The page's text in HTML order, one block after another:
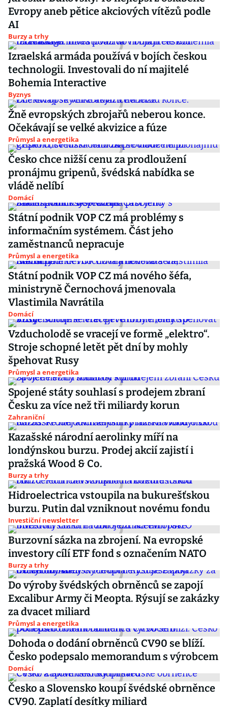
Evropy aneb pětice akciových vítězů podle
AI
Burzy a trhy
Izraelská armáda používá v bojích českou
technologii. Investovali do ní majitelé
Bohemia Interactive
Byznys
Žně evropských zbrojařů neberou konce.
Očekávají se velké akvizice a fúze
Průmysl a energetika
Česko chce nižší cenu za prodloužení
pronájmu gripenů, švédská nabídka se
vládě nelíbí
Domácí
Státní podnik VOP CZ má problémy s
informačním systémem. Část jeho
zaměstnanců nepracuje
Průmysl a energetika
Státní podnik VOP CZ má nového šéfa,
ministryně Černochová jmenovala
Vlastimila Navrátila
Domácí
Vzducholodě se vracejí ve formě „elektro“.
Stroje schopné letět pět dní by mohly
špehovat Rusy
Průmysl a energetika
Spojené státy souhlasí s prodejem zbraní
Česku za více než tři miliardy korun
Zahraniční
Kazašské národní aerolinky míří na
londýnskou burzu. Prodej akcií zajistí i
pražská Wood & Co.
Burzy a trhy
Hidroelectrica vstoupila na bukurešťskou
burzu. Putin dal vzniknout novému fondu
Investiční newsletter
Burzovní sázka na zbrojení. Na evropské
investory cílí ETF fond s označením NATO
Burzy a trhy
Do výroby švédských obrněnců se zapojí
Excalibur Army či Meopta. Rýsují se zakázky
za dvacet miliard
Průmysl a energetika
Dohoda o dodání obrněnců CV90 se blíží.
Česko podepsalo memorandum s výrobcem
Domácí
Česko a Slovensko koupí švédské obrněnce
CV90. Zaplatí desítky miliard